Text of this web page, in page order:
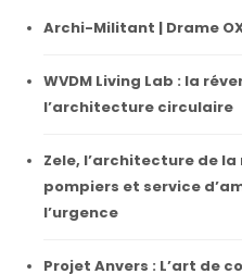
Archi-Militant | Drame
WVDM Living Lab : la
l’architecture circulaire
Zele, l’architecture de
pompiers et service
l’urgence
Projet Anvers : L’art de